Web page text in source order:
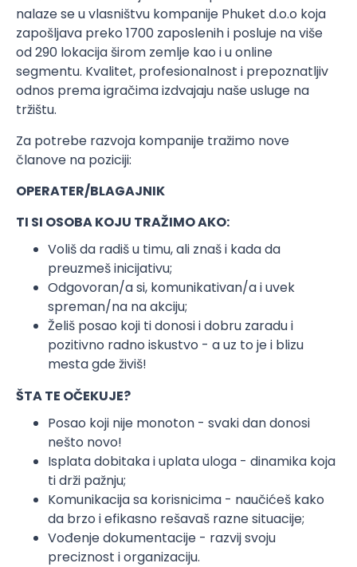
nalaze se u vlasništvu kompanije Phuket d.o.o koja
zapošljava preko 1700 zaposlenih i posluje na više
od 290 lokacija širom zemlje kao i u online
segmentu. Kvalitet, profesionalnost i prepoznatljiv
odnos prema igračima izdvajaju naše usluge na
tržištu.
Za potrebe razvoja kompanije tražimo nove
članove na poziciji:
OPERATER/BLAGAJNIK
TI SI OSOBA KOJU TRAŽIMO AKO:
Voliš da radiš u timu, ali znaš i kada da
preuzmeš inicijativu;
Odgovoran/a si, komunikativan/a i uvek
spreman/na na akciju;
Želiš posao koji ti donosi i dobru zaradu i
pozitivno radno iskustvo - a uz to je i blizu
mesta gde živiš!
ŠTA TE OČEKUJE?
Posao koji nije monoton - svaki dan donosi
nešto novo!
Isplata dobitaka i uplata uloga - dinamika koja
ti drži pažnju;
Komunikacija sa korisnicima - naučićeš kako
da brzo i efikasno rešavaš razne situacije;
Vođenje dokumentacije - razvij svoju
preciznost i organizaciju.